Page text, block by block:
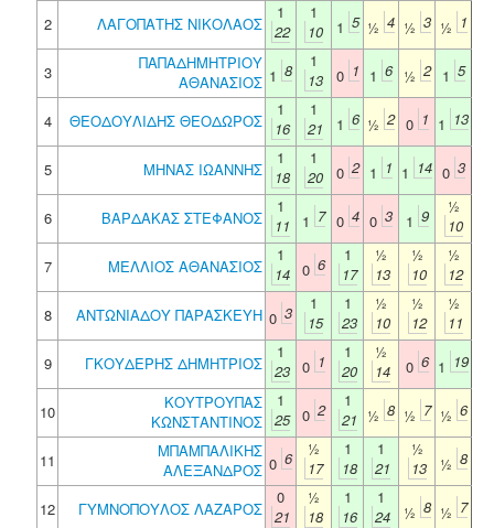
2 ΛΑΓΟΠΑΤΗΣ ΝΙΚΟΛΑΟΣ
1
22
1
10
1 5 ½ 4 ½ 3 ½ 1
3
ΠΑΠΑΔΗΜΗΤΡΙΟΥ
ΑΘΑΝΑΣΙΟΣ 1 8
1
13
0 1 1 6 ½ 2 1 5
4 ΘΕΟΔΟΥΛΙΔΗΣ ΘΕΟΔΩΡΟΣ
1
16
1
21
1 6 ½ 2 0 1 1 13
5 ΜΗΝΑΣ ΙΩΑΝΝΗΣ
1
18
1
20
0 2 1 1 1 14 0 3
6 ΒΑΡΔΑΚΑΣ ΣΤΕΦΑΝΟΣ
1
11
1 7 0 4 0 3 1 9
½
10
7
ΜΕΛΛΙΟΣ ΑΘΑΝΑΣΙΟΣ
1
14 0 6
1
17
½
13
½
10
½
12
8
ΑΝΤΩΝΙΑΔΟΥ ΠΑΡΑΣΚΕΥΗ 0 3
1
15
1
23
½
10
½
12
½
11
9
ΓΚΟΥΔΕΡΗΣ ΔΗΜΗΤΡΙΟΣ
1
23 0 1
1
20
½
14
0 6 1 19
10
ΚΟΥΤΡΟΥΠΑΣ
ΚΩΝΣΤΑΝΤΙΝΟΣ
1
25 0 2
1
21 ½ 8 ½ 7 ½ 6
11
ΜΠΑΜΠΑΛΙΚΗΣ
ΑΛΕΞΑΝΔΡΟΣ 0 6
½
17
1
18
1
21
½
13
½ 8
12 ΓΥΜΝΟΠΟΥΛΟΣ ΛΑΖΑΡΟΣ
0
21
½
18
1
16
1
24
½ 8 ½ 7